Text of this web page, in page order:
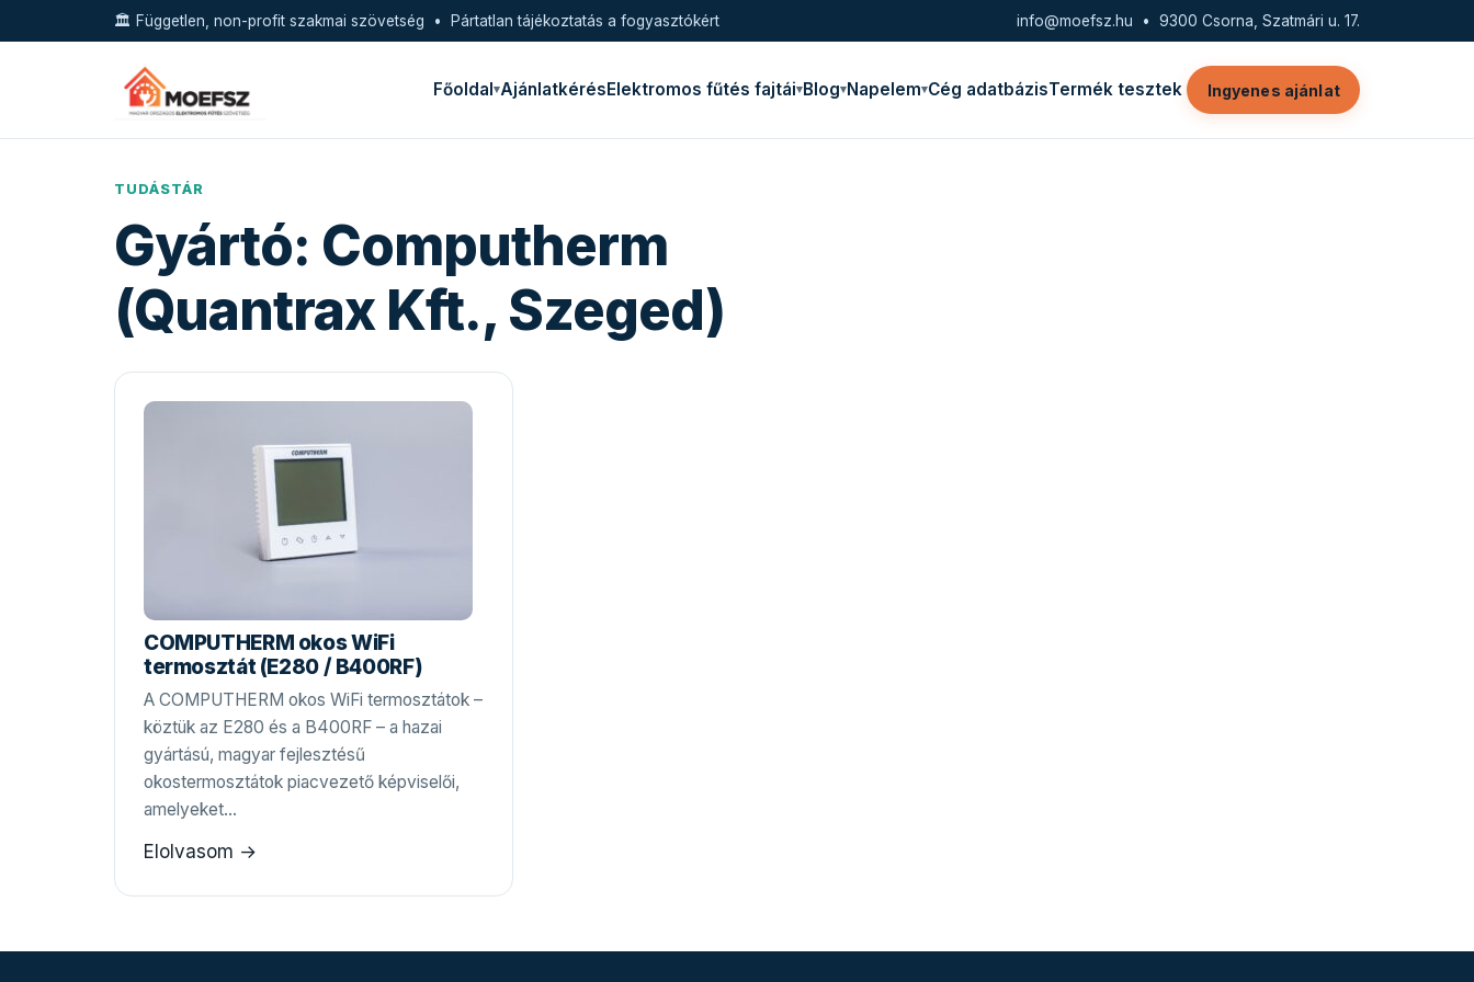
🏛️ Független, non-profit szakmai szövetség • Pártatlan tájékoztatás a fogyasztókért info@moefsz.hu • 9300 Csorna, Szatmári u. 17.
Főoldal AjánlatkérésElektromos fűtés fajtái Blog Napelem Cég adatbázisTermék tesztek Ingyenes ajánlat
TUDÁSTÁR
Gyártó: Computherm
(Quantrax Kft., Szeged)
COMPUTHERM okos WiFi
termosztát (E280 / B400RF)
A COMPUTHERM okos WiFi termosztátok –
köztük az E280 és a B400RF – a hazai
gyártású, magyar fejlesztésű
okostermosztátok piacvezető képviselői,
amelyeket…
Elolvasom →